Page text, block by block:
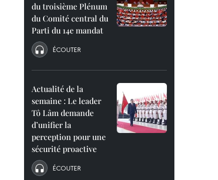
du troisième Plénum
du Comité central du
Parti du 14e mandat
ÉCOUTER
Actualité de la
semaine : Le leader
Tô Lâm demande
d’unifier la
perception pour une
sécurité proactive
ÉCOUTER